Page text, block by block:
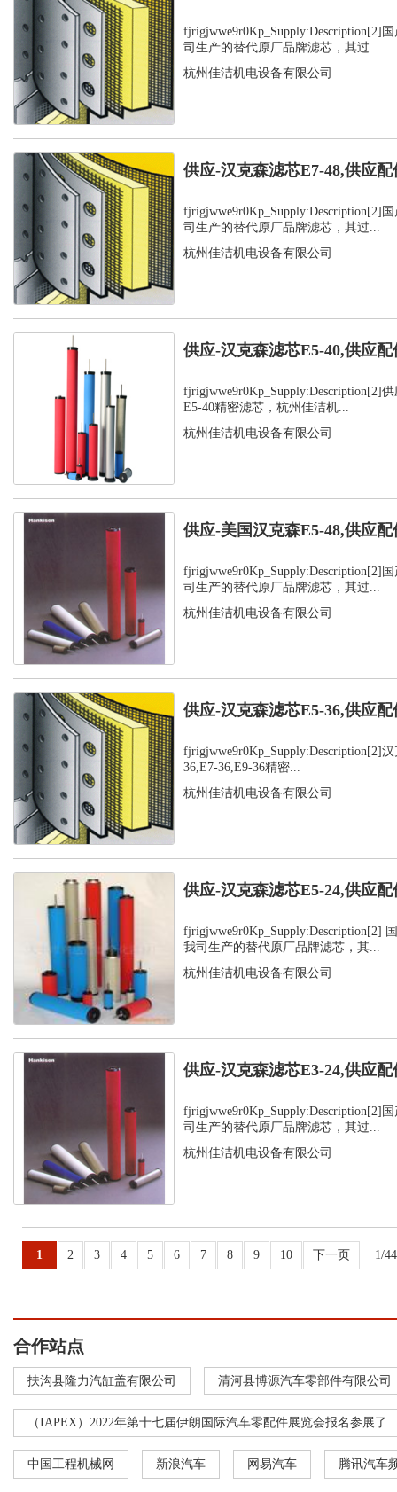
fjrigjwwe9r0Kp_Supply:Description[2]
司生产的替代原厂品牌滤芯，其过...
杭州佳洁机电设备有限公司
供应-汉克森滤芯E7-48,供应配
fjrigjwwe9r0Kp_Supply:Description[2]
司生产的替代原厂品牌滤芯，其过...
杭州佳洁机电设备有限公司
供应-汉克森滤芯E5-40,供应配
fjrigjwwe9r0Kp_Supply:Description[2]
E5-40精密滤芯，杭州佳洁机...
杭州佳洁机电设备有限公司
供应-美国汉克森E5-48,供应配
fjrigjwwe9r0Kp_Supply:Description[2]
司生产的替代原厂品牌滤芯，其过...
杭州佳洁机电设备有限公司
供应-汉克森滤芯E5-36,供应配
fjrigjwwe9r0Kp_Supply:Description[2]
36,E7-36,E9-36精密...
杭州佳洁机电设备有限公司
供应-汉克森滤芯E5-24,供应配
fjrigjwwe9r0Kp_Supply:Description[2]
我司生产的替代原厂品牌滤芯，其...
杭州佳洁机电设备有限公司
供应-汉克森滤芯E3-24,供应配
fjrigjwwe9r0Kp_Supply:Description[2]
司生产的替代原厂品牌滤芯，其过...
杭州佳洁机电设备有限公司
1 2 3 4 5 6 7 8 9 10 下一页 1/
合作站点
扶沟县隆力汽缸盖有限公司 清河县博源汽车零部件有限公司
（IAPEX）2022年第十七届伊朗国际汽车零配件展览会报名参展了
中国工程机械网 新浪汽车 网易汽车 腾讯汽车